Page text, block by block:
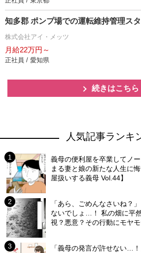
知多郡 ポンプ場での運転維持管理ス
株式会社アイ・メッツ
月給22万円～
正社員 / 愛知県
続きはこちら
人気記事ランキ
義母の便利屋を卒業してノ
まる妻と娘の新たな人生に
屋扱いする義母 Vol.44】
「あら、ごめんなさいね？
ないでしょ…！ 私の畑に平
視？悪意？その行動にモヤ
「義母の発言が許せない…